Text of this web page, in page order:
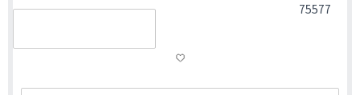
75577